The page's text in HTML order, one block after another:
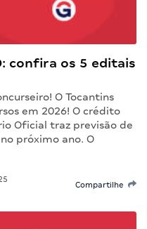
confira os 5 editais
O Tocantins
em 2026! O crédito
Oficial traz previsão de
próximo ano. O
Compartilhe